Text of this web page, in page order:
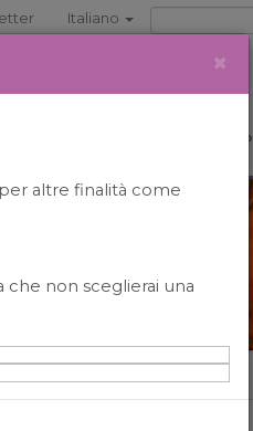
Italiano
BOOKSHOP
×
altre finalità come
che non sceglierai una